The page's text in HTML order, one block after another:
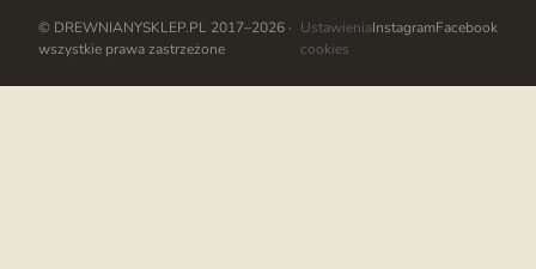
© DREWNIANYSKLEP.PL 2017–2026 ·
wszystkie prawa zastrzeżone
Ustawienia
cookies
InstagramFacebook